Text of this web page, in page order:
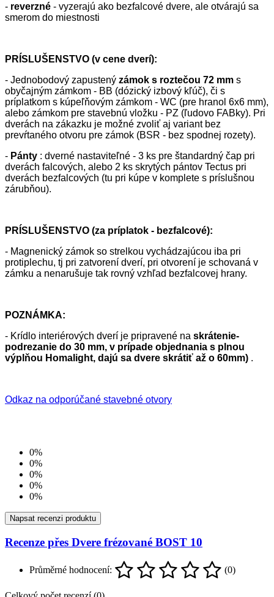
- reverzné - vyzerajú ako bezfalcové dvere, ale otvárajú sa
smerom do miestnosti
PRÍSLUŠENSTVO (v cene dverí):
- Jednobodový zapustený zámok s roztečou 72 mm s
obyčajným zámkom - BB (dózický izbový kľúč), či s
príplatkom s kúpeľňovým zámkom - WC (pre hranol 6x6 mm),
alebo zámkom pre stavebnú vložku - PZ (ľudovo FABky). Pri
dverách na zákazku je možné zvoliť aj variant bez
prevŕtaného otvoru pre zámok (BSR - bez spodnej rozety).
- Pánty : dverné nastaviteľné - 3 ks pre štandardný čap pri
dverách falcových, alebo 2 ks skrytých pántov Tectus pri
dverách bezfalcových (tu pri kúpe v komplete s príslušnou
zárubňou).
PRÍSLUŠENSTVO (za príplatok - bezfalcové):
- Magnenický zámok so strelkou vychádzajúcou iba pri
protiplechu, tj pri zatvorení dverí, pri otvorení je schovaná v
zámku a nenarušuje tak rovný vzhľad bezfalcovej hrany.
POZNÁMKA:
- Krídlo interiérových dverí je pripravené na skrátenie-
podrezanie do 30 mm, v prípade objednania s plnou
výplňou Homalight, dajú sa dvere skrátiť až o 60mm) .
Odkaz na odporúčané stavebné otvory
0%
0%
0%
0%
0%
Napsat recenzi produktu
Recenze přes Dvere frézované BOST 10
Průměrné hodnocení: (0)